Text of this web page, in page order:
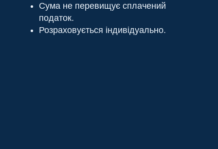
Сума не перевищує сплачений
податок.
Розраховується індивідуально.